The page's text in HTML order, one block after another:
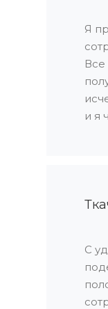
Я
и я
С